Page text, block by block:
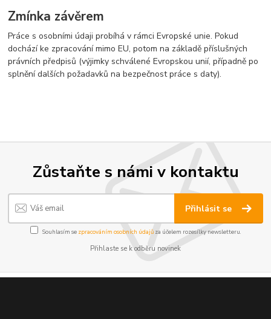
Zmínka závěrem
Práce s osobními údaji probíhá v rámci Evropské unie. Pokud
dochází ke zpracování mimo EU, potom na základě příslušných
právních předpisů (výjimky schválené Evropskou unií, případně po
splnění dalších požadavků na bezpečnost práce s daty).
Zůstaňte s námi v kontaktu
Přihlásit se
Souhlasím se zpracováním osobních údajůza účelem rozesílky newsletteru.
Přihlaste se k odběru novinek